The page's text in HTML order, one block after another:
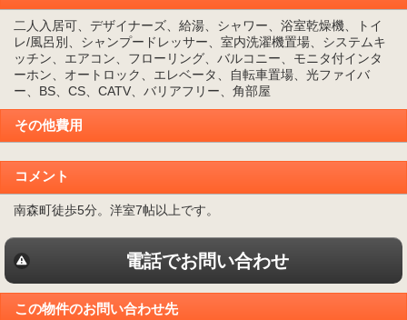
二人入居可、デザイナーズ、給湯、シャワー、浴室乾燥機、トイ
レ/風呂別、シャンプードレッサー、室内洗濯機置場、システムキ
ッチン、エアコン、フローリング、バルコニー、モニタ付インタ
ーホン、オートロック、エレベータ、自転車置場、光ファイバ
ー、BS、CS、CATV、バリアフリー、角部屋
その他費用
コメント
南森町徒歩5分。洋室7帖以上です。
電話でお問い合わせ
この物件のお問い合わせ先